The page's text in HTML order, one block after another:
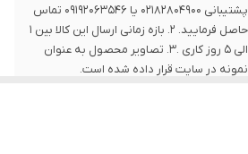
پشتیبانی 02182804900 یا 09192063546 تماس
حاصل فرمایید. 2. بازه زمانی ارسال این کالا بین 1
الی 5 روز کاری .3. تصاویر محصول به عنوان
نمونه در سایت قرار داده شده است.